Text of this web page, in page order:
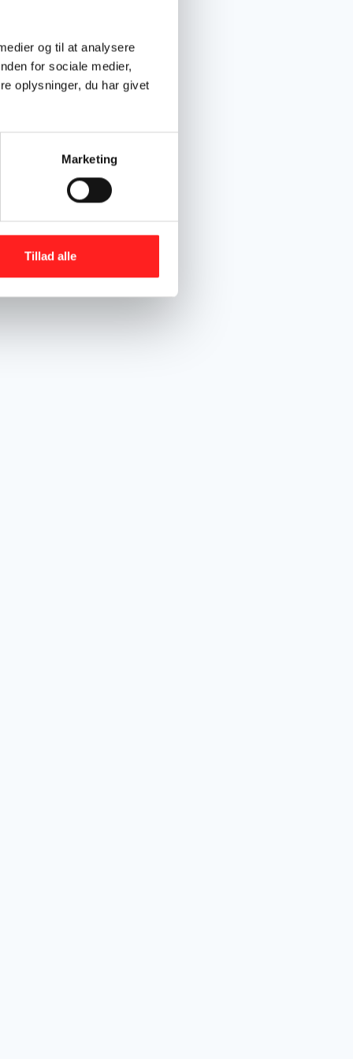
og til at analysere
for sociale medier,
oplysninger, du har givet
Marketing
Tillad alle